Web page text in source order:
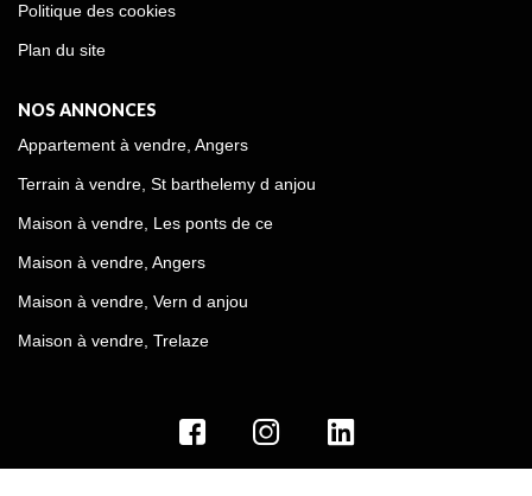
Politique des cookies
Plan du site
NOS ANNONCES
Appartement à vendre, Angers
Terrain à vendre, St barthelemy d anjou
Maison à vendre, Les ponts de ce
Maison à vendre, Angers
Maison à vendre, Vern d anjou
Maison à vendre, Trelaze